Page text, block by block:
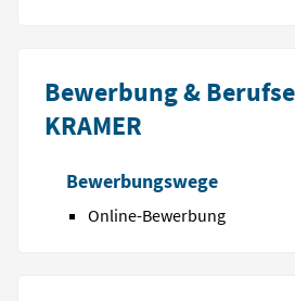
Bewerbung &
KRAMER
Bewerbungswege
Online-Bewerbung